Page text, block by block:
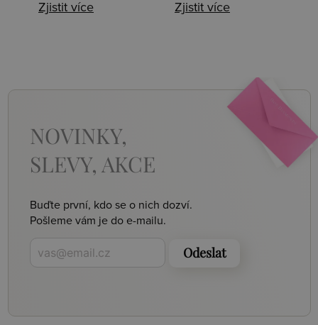
Zjistit více Zjistit více
NOVINKY,
SLEVY, AKCE
Buďte první, kdo se o nich dozví.
Pošleme vám je do e-mailu.
Odeslat